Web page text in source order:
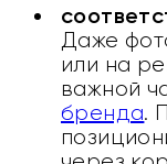
Даже
или на
важной
бренда.